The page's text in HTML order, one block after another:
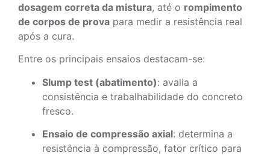
dosagem correta da mistura, até o rompimento
de corpos de prova para medir a resistência real
após a cura.
Entre os principais ensaios destacam-se:
Slump test (abatimento): avalia a
consistência e trabalhabilidade do concreto
fresco.
Ensaio de compressão axial: determina a
resistência à compressão, fator crítico para